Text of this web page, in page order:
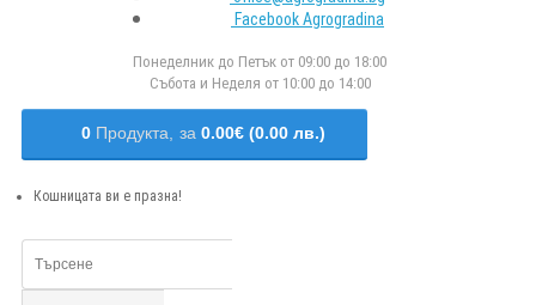
Facebook Agrogradina
Понеделник до Петък от 09:00 до 18:00
Събота и Неделя от 10:00 до 14:00
0 Продукта, за 0.00€ (0.00 лв.)
Кошницата ви е празна!